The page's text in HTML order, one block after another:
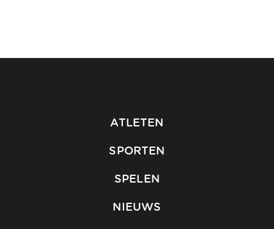
ATLETEN
SPORTEN
SPELEN
NIEUWS